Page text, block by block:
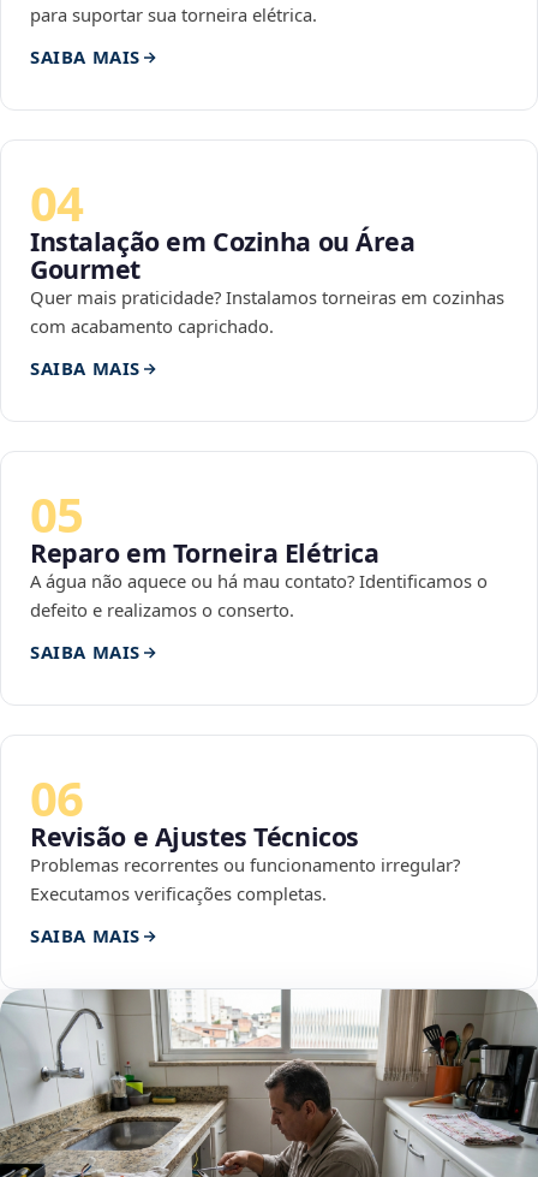
para suportar sua torneira elétrica.
SAIBA MAIS
04
Instalação em Cozinha ou Área
Gourmet
Quer mais praticidade? Instalamos torneiras em cozinhas
com acabamento caprichado.
SAIBA MAIS
05
Reparo em Torneira Elétrica
A água não aquece ou há mau contato? Identificamos o
defeito e realizamos o conserto.
SAIBA MAIS
06
Revisão e Ajustes Técnicos
Problemas recorrentes ou funcionamento irregular?
Executamos verificações completas.
SAIBA MAIS